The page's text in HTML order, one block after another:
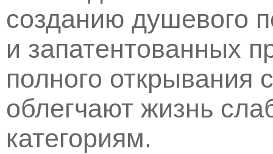
созданию душевого
и запатентованных
полного открывания
облегчают жизнь
категориям.